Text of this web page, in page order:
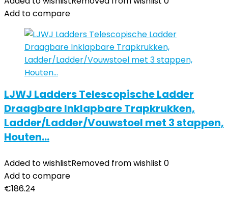
Add to compare
LJWJ Ladders Telescopische Ladder
Draagbare Inklapbare Trapkrukken,
Ladder/Ladder/Vouwstoel met 3 stappen,
Houten…
Added to wishlistRemoved from wishlist 0
Add to compare
€186.24